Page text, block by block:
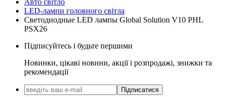
Авто світло
LED-лампи головного світла
Светодиодные LED лампы Global Solution V10 PHL
PSX26
Підписуйтесь і будьте першими
Новинки, цікаві новини, акції і розпродажі, знижки та
рекомендації
Підписатися